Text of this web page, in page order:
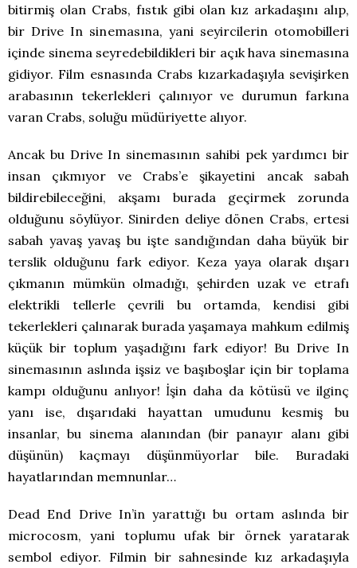
bitirmiş olan Crabs, fıstık gibi olan kız arkadaşını alıp,
bir Drive In sinemasına, yani seyircilerin otomobilleri
içinde sinema seyredebildikleri bir açık hava sinemasına
gidiyor. Film esnasında Crabs kızarkadaşıyla sevişirken
arabasının tekerlekleri çalınıyor ve durumun farkına
varan Crabs, soluğu müdüriyette alıyor.
Ancak bu Drive In sinemasının sahibi pek yardımcı bir
insan çıkmıyor ve Crabs’e şikayetini ancak sabah
bildirebileceğini, akşamı burada geçirmek zorunda
olduğunu söylüyor. Sinirden deliye dönen Crabs, ertesi
sabah yavaş yavaş bu işte sandığından daha büyük bir
terslik olduğunu fark ediyor. Keza yaya olarak dışarı
çıkmanın mümkün olmadığı, şehirden uzak ve etrafı
elektrikli tellerle çevrili bu ortamda, kendisi gibi
tekerlekleri çalınarak burada yaşamaya mahkum edilmiş
küçük bir toplum yaşadığını fark ediyor! Bu Drive In
sinemasının aslında işsiz ve başıboşlar için bir toplama
kampı olduğunu anlıyor! İşin daha da kötüsü ve ilginç
yanı ise, dışarıdaki hayattan umudunu kesmiş bu
insanlar, bu sinema alanından (bir panayır alanı gibi
düşünün) kaçmayı düşünmüyorlar bile. Buradaki
hayatlarından memnunlar…
Dead End Drive In’in yarattığı bu ortam aslında bir
microcosm, yani toplumu ufak bir örnek yaratarak
sembol ediyor. Filmin bir sahnesinde kız arkadaşıyla